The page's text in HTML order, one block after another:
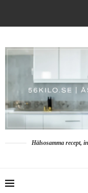
Hälsosamma recept,